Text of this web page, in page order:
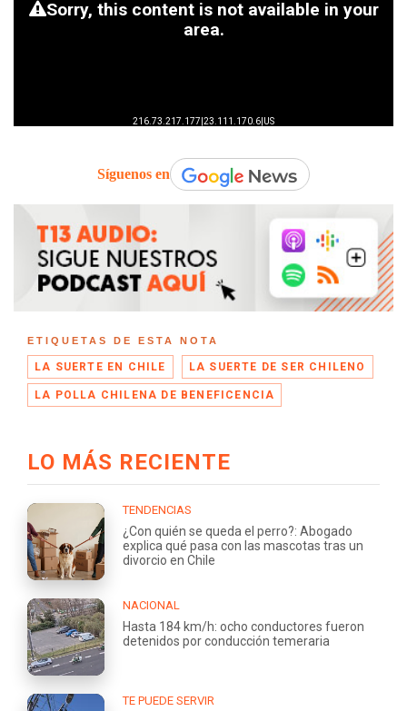
Síguenos en
ETIQUETAS DE ESTA NOTA
LA SUERTE EN CHILE LA SUERTE DE SER CHILENO
LA POLLA CHILENA DE BENEFICENCIA
LO MÁS RECIENTE
TENDENCIAS
¿Con quién se queda el perro?: Abogado
explica qué pasa con las mascotas tras un
divorcio en Chile
NACIONAL
Hasta 184 km/h: ocho conductores fueron
detenidos por conducción temeraria
TE PUEDE SERVIR